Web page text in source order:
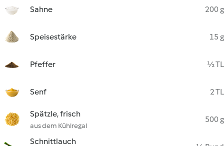
Sahne
200 g
Speisestärke 15 g
Pfeffer ½ TL
Senf 2 TL
Spätzle, frisch
aus dem Kühlregal
500 g
Schnittlauch